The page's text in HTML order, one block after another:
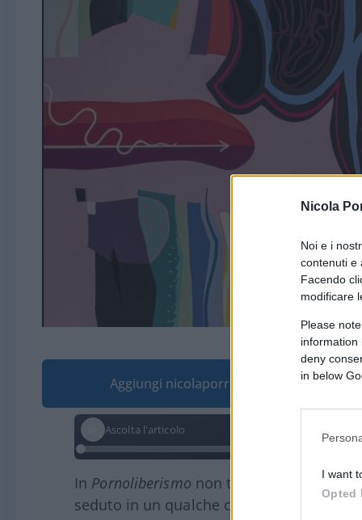
Nicola
Noi e i
contenuti e
Facendo
modificare
Please
information
deny
in below
I want
Opted
Aggiungi nicolaporro.it alle tue fonti
Ascolta l'articolo
In Pornoliberismo non troverete Javier
seduto in un qualche cinema porno o